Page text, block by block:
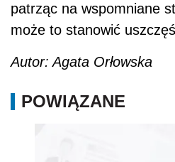
patrząc na wspomniane
może to stanowić
Autor: Agata Orłowska
POWIĄZANE